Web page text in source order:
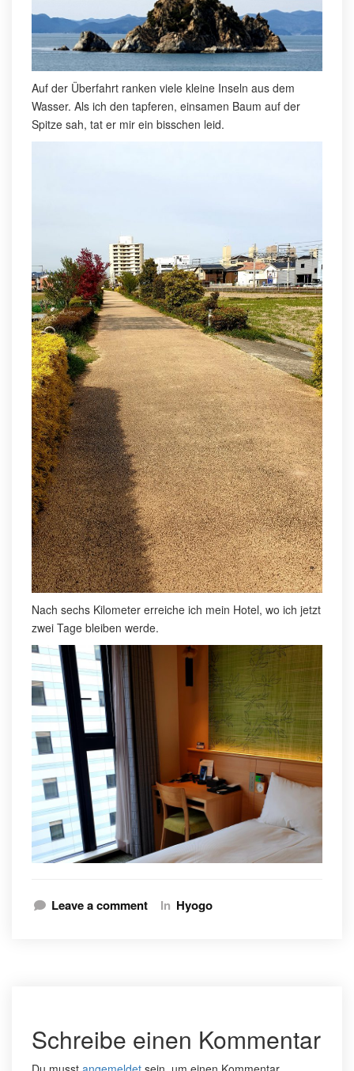
Auf der Überfahrt ranken viele kleine Inseln aus dem
Wasser. Als ich den tapferen, einsamen Baum auf der
Spitze sah, tat er mir ein bisschen leid.
Nach sechs Kilometer erreiche ich mein Hotel, wo ich jetzt
zwei Tage bleiben werde.
Leave a comment In Hyogo
Schreibe einen Kommentar